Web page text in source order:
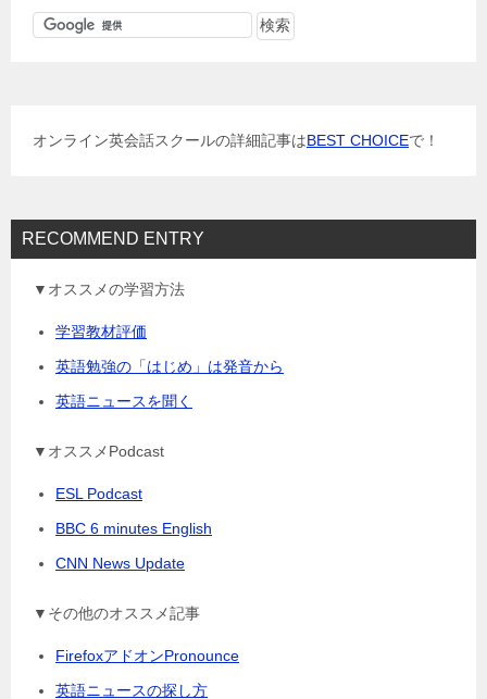
オンライン英会話スクールの詳細記事はBEST CHOICEで！
RECOMMEND ENTRY
▼オススメの学習方法
学習教材評価
英語勉強の「はじめ」は発音から
英語ニュースを聞く
▼オススメPodcast
ESL Podcast
BBC 6 minutes English
CNN News Update
▼その他のオススメ記事
FirefoxアドオンPronounce
英語ニュースの探し方